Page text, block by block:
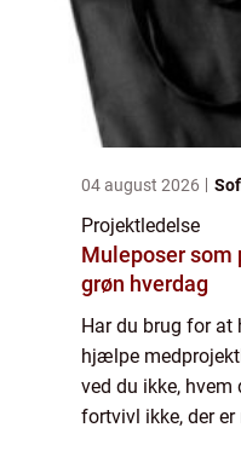
04 august 2026
Projektledelse
Muleposer som
grøn hverdag
Har du brug for at
hjælpe
ved du ikke, hvem
fortvivl ikke, der